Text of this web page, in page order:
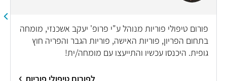
פורום טיפולי פוריות מנוהל ע"י פרופ' יעקב אשכנזי, מומחה
בתחום הפריון, פוריות האישה, פוריות הגבר והפריה חוץ
גופית. היכנסו עכשיו והתייעצו עם מומחה/ית!